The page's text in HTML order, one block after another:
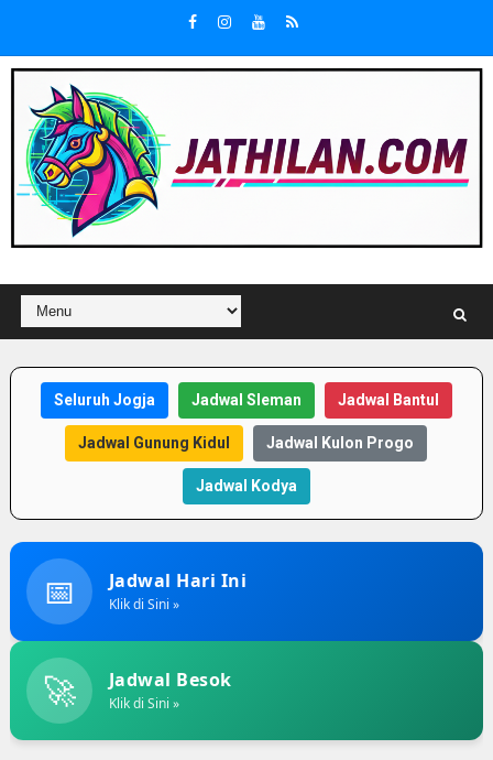
Seluruh Jogja Jadwal Sleman Jadwal Bantul
Jadwal Gunung Kidul Jadwal Kulon Progo
Jadwal Kodya
📅 Jadwal Hari Ini
Klik di Sini »
🚀 Jadwal Besok
Klik di Sini »